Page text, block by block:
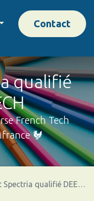
Contact
qualifié
French Tech
🐓
qualifié DEEPTECH